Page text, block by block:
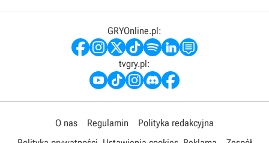
GRYOnline.pl:
tvgry.pl:
O nas Regulamin
Polityka redakcyjna